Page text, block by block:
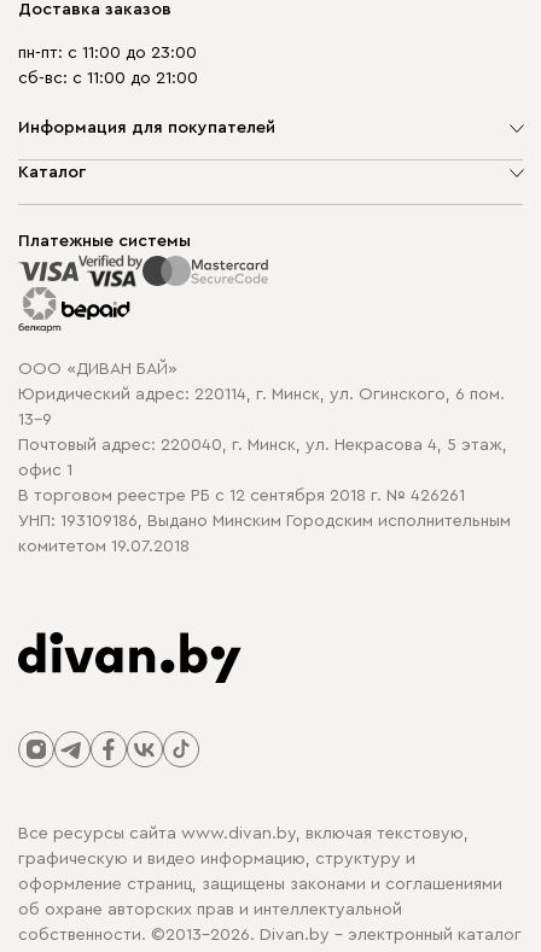
Доставка заказов
пн-пт: с 11:00 до 23:00
сб-вс: с 11:00 до 21:00
Информация для покупателей
О компании
Способы оплаты
Рассрочка и кредит
Гарантия
Карта сайта
Политика конфиденциальности
Политика в отношении обработки cookie
Каталог
Корпусная мебель
Распродажа мебели
Платежные системы
ООО «ДИВАН БАЙ»
Юридический адрес: 220114, г. Минск, ул. Огинского, 6 пом.
13-9
Почтовый адрес: 220040, г. Минск, ул. Некрасова 4, 5 этаж,
офис 1
В торговом реестре РБ с 12 сентября 2018 г. № 426261
УНП: 193109186, Выдано Минским Городским исполнительным
комитетом 19.07.2018
Все ресурсы сайта www.divan.by, включая текстовую,
графическую и видео информацию, структуру и
оформление страниц, защищены законами и соглашениями
об охране авторских прав и интеллектуальной
собственности. ©2013-2026. Divan.by - электронный каталог